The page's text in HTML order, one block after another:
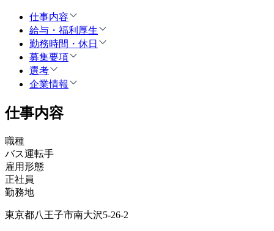
仕事内容
給与・福利厚生
勤務時間・休日
募集要項
選考
企業情報
仕事内容
職種
バス運転手
雇用形態
正社員
勤務地
東京都八王子市南大沢5-26-2